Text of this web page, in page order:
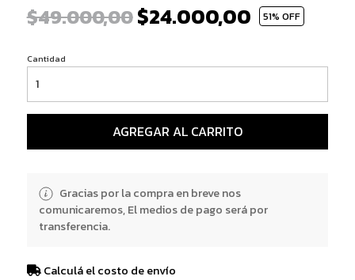
$49.000,00$24.000,00 51% OFF
Cantidad
AGREGAR AL CARRITO
Gracias por la compra en breve nos
comunicaremos, El medios de pago será por
transferencia.
Calculá el costo de envío